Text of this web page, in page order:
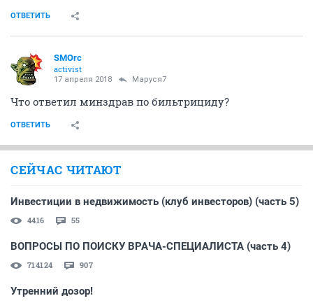
ОТВЕТИТЬ
SMOrc
activist
17 апреля 2018 Маруся7
Что ответил минздрав по бильтрициду?
ОТВЕТИТЬ
СЕЙЧАС ЧИТАЮТ
Инвестиции в недвижимость (клуб инвесторов) (часть 5)
4416 55
ВОПРОСЫ ПО ПОИСКУ ВРАЧА-СПЕЦИАЛИСТА (часть 4)
714124 907
Утренний дозор!